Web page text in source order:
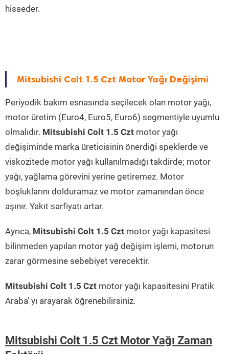
hisseder.
Mitsubishi Colt 1.5 Czt Motor Yağı Değişimi
Periyodik bakım esnasında seçilecek olan motor yağı,
motor üretim (Euro4, Euro5, Euro6) segmentiyle uyumlu
olmalıdır. Mitsubishi Colt 1.5 Czt motor yağı
değişiminde marka üreticisinin önerdiği speklerde ve
viskozitede motor yağı kullanılmadığı takdirde; motor
yağı, yağlama görevini yerine getiremez. Motor
boşluklarını dolduramaz ve motor zamanından önce
aşınır. Yakıt sarfiyatı artar.
Ayrıca, Mitsubishi Colt 1.5 Czt motor yağı kapasitesi
bilinmeden yapılan motor yağ değişim işlemi, motorun
zarar görmesine sebebiyet verecektir.
Mitsubishi Colt 1.5 Czt motor yağı kapasitesini Pratik
Araba’ yı arayarak öğrenebilirsiniz.
Mitsubishi Colt 1.5 Czt Motor Yağı Zaman